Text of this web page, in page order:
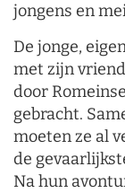
jongens en
De jonge,
met zijn
door
gebracht.
moeten ze al
de
Na hun